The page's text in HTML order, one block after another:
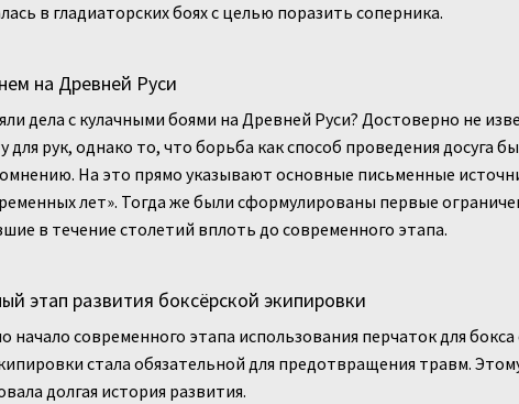
в гладиаторских боях с целью поразить соперника.
на Древней Руси
дела с кулачными боями на Древней Руси? Достоверно не
для рук, однако то, что борьба как способ проведения досуга
На это прямо указывают основные письменные
лет». Тогда же были сформулированы первые
в течение столетий вплоть до современного этапа.
этап развития боксёрской экипировки
современного этапа использования перчаток для бокса
стала обязательной для предотвращения травм.
долгая история развития.